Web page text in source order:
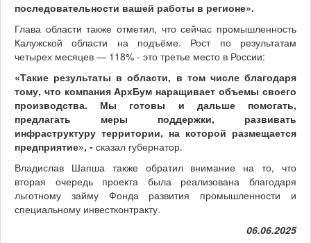
последовательности вашей работы в регионе».
Глава области также отметил, что сейчас промышленность
Калужской области на подъёме. Рост по результатам
четырех месяцев — 118% - это третье место в России:
«Такие результаты в области, в том числе благодаря
тому, что компания АрхБум наращивает объемы своего
производства. Мы готовы и дальше помогать,
предлагать меры поддержки, развивать
инфраструктуру территории, на которой размещается
предприятие», - сказал губернатор.
Владислав Шапша также обратил внимание на то, что
вторая очередь проекта была реализована благодаря
льготному займу Фонда развития промышленности и
специальному инвестконтракту.
06.06.2025